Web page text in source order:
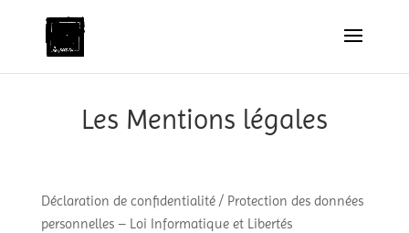
Les Mentions légales
Déclaration de confidentialité / Protection des données
personnelles – Loi Informatique et Libertés